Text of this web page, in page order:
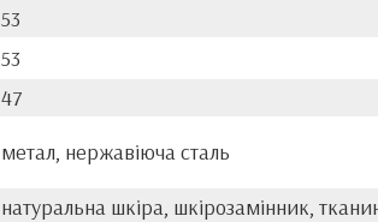
53
53
47
метал, нержавіюча сталь
натуральна шкіра, шкірозамінник,